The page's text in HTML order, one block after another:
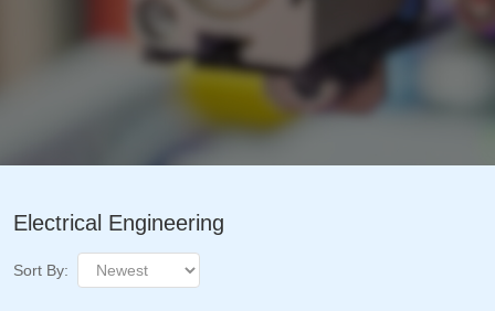
Electrical Engineering
Sort By: